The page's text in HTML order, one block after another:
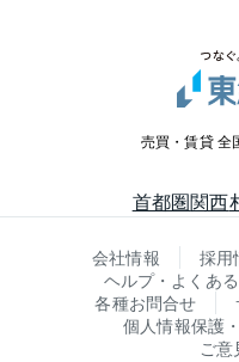
売買・賃貸 全
首都圏関西
会社情報 採用
ヘルプ・よくあ
各種お問合せ
個人情報保護
ご